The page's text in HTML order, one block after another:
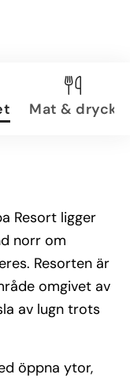
Mat & dryck
Resort ligger
norr om
Resorten är
omgivet av
av lugn trots
öppna ytor,